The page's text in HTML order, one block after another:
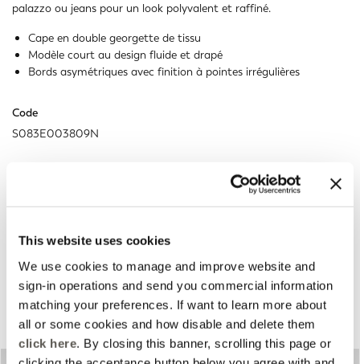
This website uses cookies
We use cookies to manage and improve website and
sign-in operations and send you commercial information
matching your preferences. If want to learn more about
all or some cookies and how disable and delete them
click here. By closing this banner, scrolling this page or
palazzo ou jeans pour un look polyvalent et raffiné.
Cape en double georgette de tissu
Modèle court au design fluide et drapé
Bords asymétriques avec finition à pointes irrégulières
Code
S083E003809N
Suggestions pour vous